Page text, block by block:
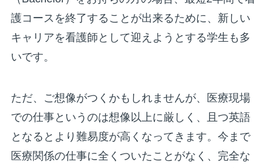
護コースを終了することが出来るために、新しい
キャリアを看護師として迎えようとする学生も多
いです。
ただ、ご想像がつくかもしれませんが、医療現場
での仕事というのは想像以上に厳しく、且つ英語
となるとより難易度が高くなってきます。今まで
医療関係の仕事に全くついたことがなく、完全な